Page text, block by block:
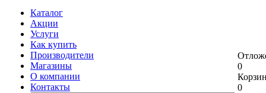
Каталог
Акции
Услуги
Как купить
Производители
Магазины
О компании
Контакты
0
0